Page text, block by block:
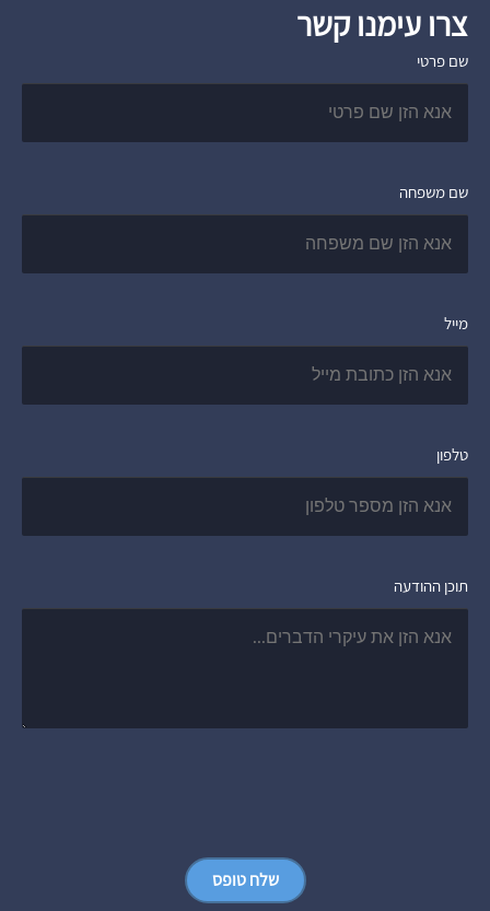
צרו עימנו קשר
שם פרטי
שם משפחה
מייל
טלפון
תוכן ההודעה